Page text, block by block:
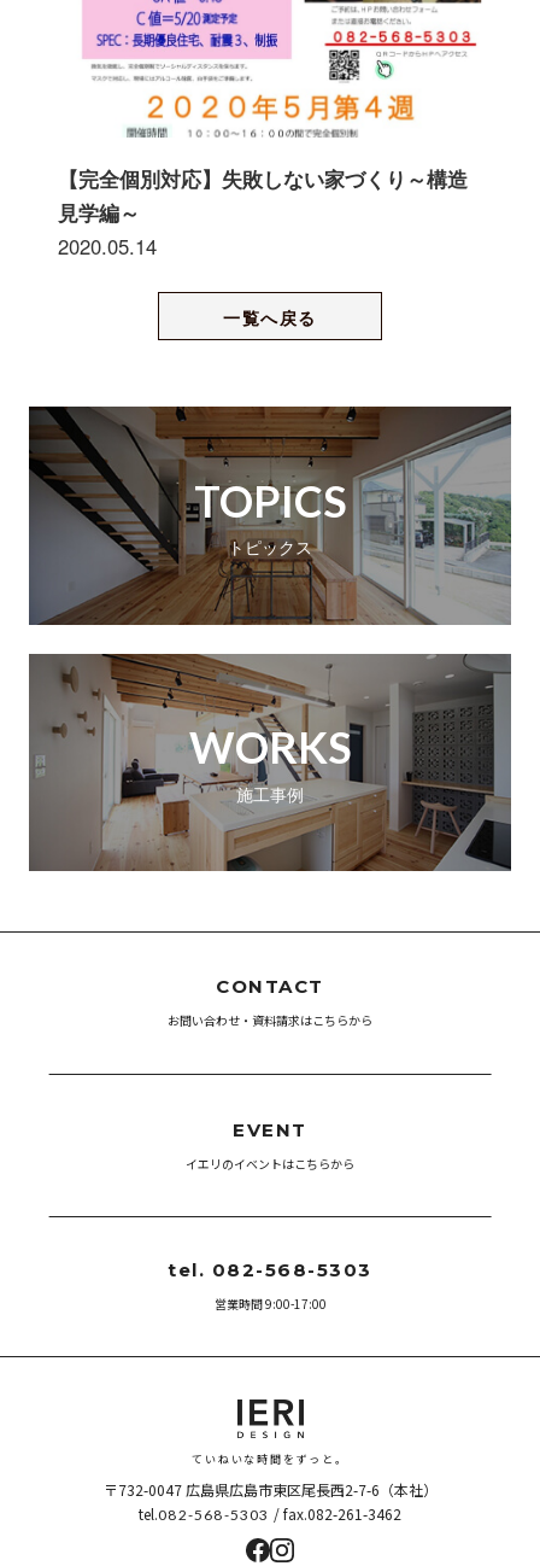
【完全個別対応】失敗しない家づくり～構造
見学編～
2020.05.14
一覧へ戻る
TOPICS
トピックス
WORKS
施工事例
CONTACT
お問い合わせ・資料請求はこちらから
EVENT
イエリのイベントはこちらから
tel. 082-568-5303
営業時間 9:00-17:00
ていねいな時間をずっと。
〒732-0047広島県広島市東区尾長西2-7-6（本社）
tel.082-568-5303 / fax.082-261-3462